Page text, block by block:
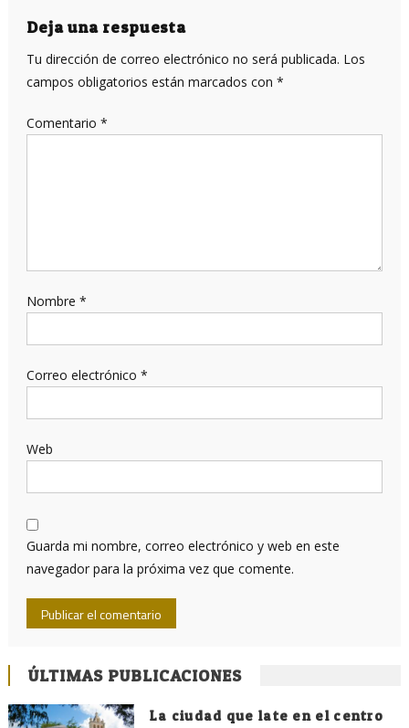
Deja una respuesta
Tu dirección de correo electrónico no será publicada. Los
campos obligatorios están marcados con *
Comentario *
Nombre *
Correo electrónico *
Web
Guarda mi nombre, correo electrónico y web en este
navegador para la próxima vez que comente.
ÚLTIMAS PUBLICACIONES
La ciudad que late en el centro